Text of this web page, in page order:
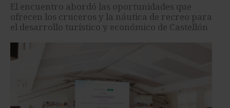
El encuentro abordó las oportunidades que
ofrecen los cruceros y la náutica de recreo para
el desarrollo turístico y económico de Castellón